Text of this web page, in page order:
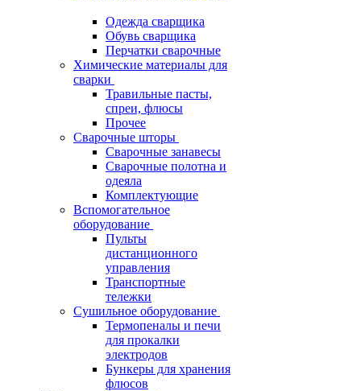
Одежда сварщика
Обувь сварщика
Перчатки сварочные
Химические материалы для
сварки
Травильные пасты,
спреи, флюсы
Прочее
Сварочные шторы
Сварочные занавесы
Сварочные полотна и
одеяла
Комплектующие
Вспомогательное
оборудование
Пульты
дистанционного
управления
Транспортные
тележки
Сушильное оборудование
Термопеналы и печи
для прокалки
электродов
Бункеры для хранения
флюсов